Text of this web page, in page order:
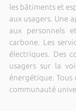
les bâtiments et
aux usagers. Une
aux personnels
carbone. Les
électriques. Des
usagers sur la
énergétique.
communauté